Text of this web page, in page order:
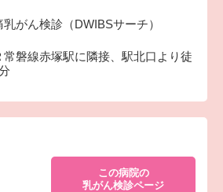
乳がん検診（DWIBSサーチ）
常磐線赤塚駅に隣接、駅北口より徒
この病院の
乳がん検診ページ